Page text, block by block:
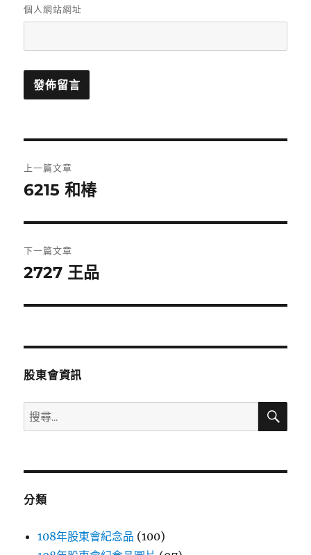
個人網站網址
章
覽
上一篇文章
上
篇
文
章:
6215 和椿
下一篇文章
下
篇
章:
2727 王品
股東會資訊
搜
尋
鍵
搜
分類
108年股東會紀念品 (100)